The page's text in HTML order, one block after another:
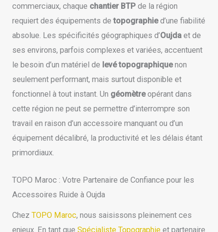
commerciaux, chaque chantier BTP de la région
requiert des équipements detopographied’une fiabilité
absolue. Les spécificités géographiques d’Oujda et de
ses environs, parfois complexes et variées, accentuent
le besoin d’un matériel de levé topographiquenon
seulement performant, mais surtout disponible et
fonctionnel à tout instant. Un géomètreopérant dans
cette région ne peut se permettre d’interrompre son
travail en raison d’un accessoire manquant ou d’un
équipement décalibré, la productivité et les délais étant
primordiaux.
TOPO Maroc : Votre Partenaire de Confiance pour les
Accessoires Ruide à Oujda
ChezTOPO Maroc, nous saisissons pleinement ces
enjeux. En tant queSpécialiste Topographie et partenaire